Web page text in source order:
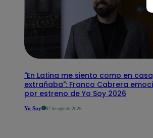
"En Latina me siento como en
extrañaba": Franco Cabrera
por estreno de Yo Soy 2026
Yo Soy 07 de agosto 2026